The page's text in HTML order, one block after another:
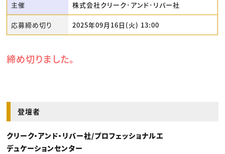
主催 株式会社クリーク･アンド･リバー社
応募締め切り 2025年09月16日(火) 13:00
締め切りました。
登壇者
クリーク・アンド・リバー社/プロフェッショナルエ
デュケーションセンター